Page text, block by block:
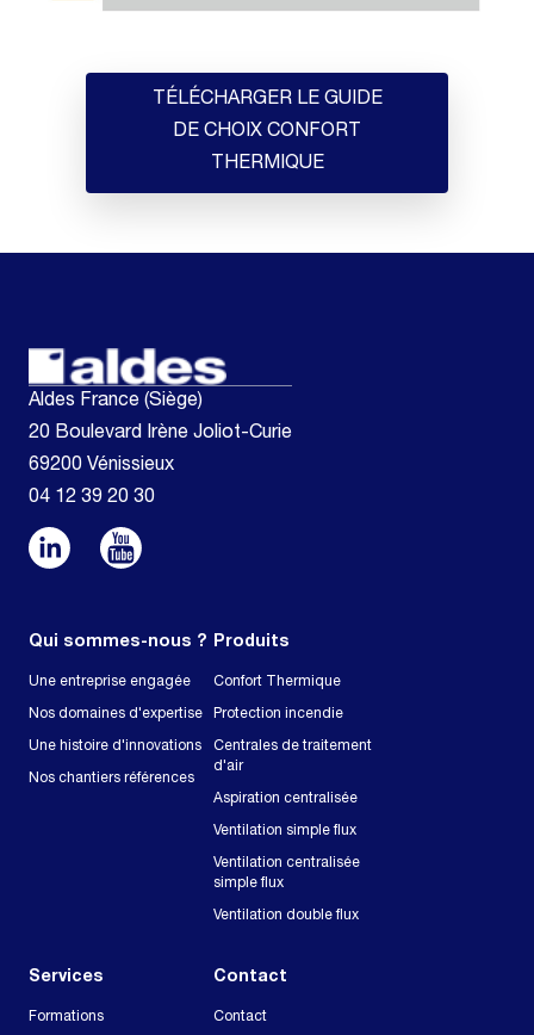
TÉLÉCHARGER LE GUIDE
DE CHOIX CONFORT
THERMIQUE
Aldes France (Siège)
20 Boulevard Irène Joliot-Curie
69200 Vénissieux
04 12 39 20 30
Qui sommes-nous ?
Une entreprise engagée
Nos domaines d'expertise
Une histoire d'innovations
Nos chantiers références
Produits
Confort Thermique
Protection incendie
Centrales de traitement
d'air
Aspiration centralisée
Ventilation simple flux
Ventilation centralisée
simple flux
Ventilation double flux
Services
Formations
Contact
Contact